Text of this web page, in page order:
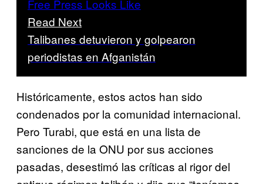
Read Next
Talibanes detuvieron y golpearon
periodistas en Afganistán
Históricamente, estos actos han sido
condenados por la comunidad internacional.
Pero Turabi, que está en una lista de
sanciones de la ONU por sus acciones
pasadas, desestimó las críticas al rigor del